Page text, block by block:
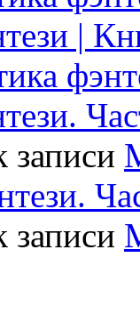
|
записи
записи